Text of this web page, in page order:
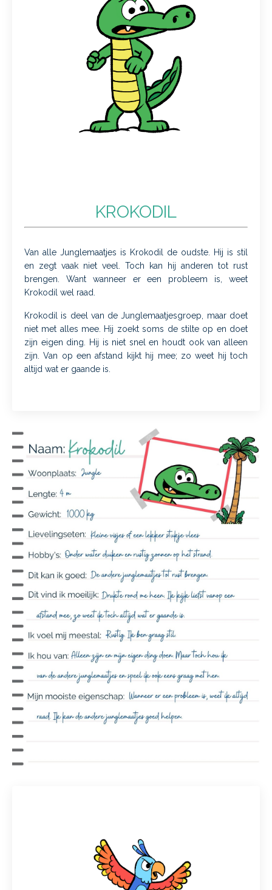
KROKODIL
Van alle Junglemaatjes is Krokodil de oudste. Hij is stil
en zegt vaak niet veel. Toch kan hij anderen tot rust
brengen. Want wanneer er een probleem is, weet
Krokodil wel raad.
Krokodil is deel van de Junglemaatjesgroep, maar doet
niet met alles mee. Hij zoekt soms de stilte op en doet
zijn eigen ding. Hij is niet snel en houdt ook van alleen
zijn. Van op een afstand kijkt hij mee; zo weet hij toch
altijd wat er gaande is.